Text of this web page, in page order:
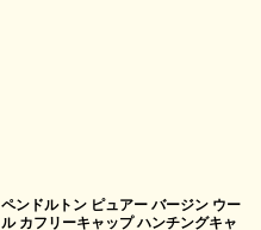
ペンドルトン ピュアー バージン ウー
ル カフリーキャップ ハンチングキャ